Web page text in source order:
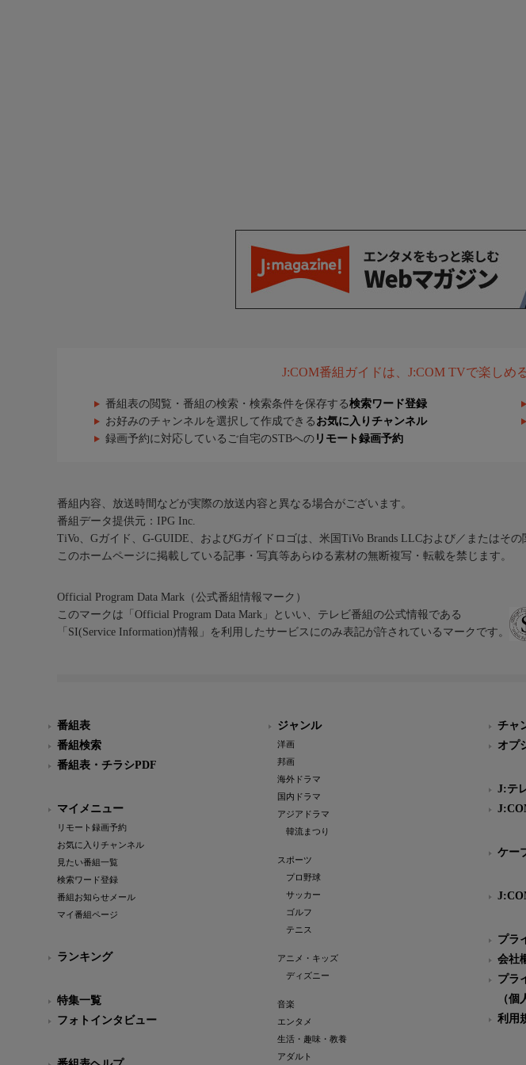
J:COM番組ガイドは、J:COM TVで楽しめ
番組表の閲覧・番組の検索・検索条件を保存する検索ワード登録
お好みのチャンネルを選択して作成できる お気に入りチャンネル
録画予約に対応しているご自宅のSTBへの リモート録画予約
番組内容、放送時間などが実際の放送内容と異なる場合がございます。
番組データ提供元：IPG Inc.
TiVo、Gガイド、G-GUIDE、およびGガイドロゴは、米国TiVo Brands LLCおよび／またはそ
このホームページに掲載している記事・写真等あらゆる素材の無断複写・転載を禁じます。
Official Program Data Mark（公式番組情報マーク）
このマークは「Official Program Data Mark」といい、テレビ番組の公式情報である
「SI(Service Information)情報」を利用したサービスにのみ表記が許されているマークです。
番組表
番組検索
番組表・チラシPDF
マイメニュー
リモート録画予約
お気に入りチャンネル
見たい番組一覧
検索ワード登録
番組お知らせメール
マイ番組ページ
ランキング
特集一覧
フォトインタビュー
ジャンル
洋画
邦画
海外ドラマ
国内ドラマ
アジアドラマ
韓流まつり
スポーツ
プロ野球
サッカー
ゴルフ
テニス
アニメ・キッズ
ディズニー
音楽
エンタメ
生活・趣味・教養
アダルト
チャ
オプ
J:テ
ケー
プラ
会社
プラ
（
利用